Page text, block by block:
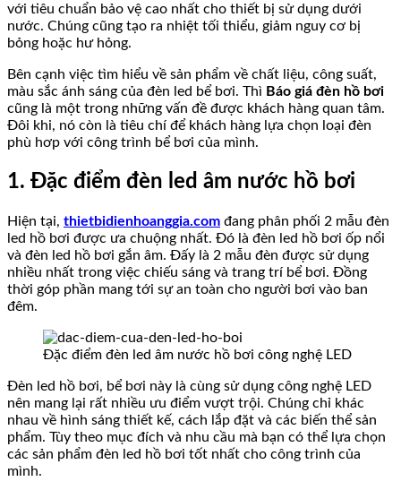
với tiêu chuẩn bảo vệ cao nhất cho thiết bị sử dụng dưới
nước. Chúng cũng tạo ra nhiệt tối thiểu, giảm nguy cơ bị
bỏng hoặc hư hỏng.
Bên cạnh việc tìm hiểu về sản phẩm về chất liệu, công suất,
màu sắc ánh sáng của đèn led bể bơi. Thì Báo giá đèn hồ bơi
cũng là một trong những vấn đề được khách hàng quan tâm.
Đôi khi, nó còn là tiêu chí để khách hàng lựa chọn loại đèn
phù hơp với công trình bể bơi của mình.
1. Đặc điểm đèn led âm nước hồ bơi
Hiện tại, thietbidienhoanggia.com đang phân phối 2 mẫu đèn
led hồ bơi được ưa chuộng nhất. Đó là đèn led hồ bơi ốp nổi
và đèn led hồ bơi gắn âm. Đấy là 2 mẫu đèn được sử dụng
nhiều nhất trong việc chiếu sáng và trang trí bể bơi. Đồng
thời góp phần mang tới sự an toàn cho người bơi vào ban
đêm.
Đặc điểm đèn led âm nước hồ bơi công nghệ LED
Đèn led hồ bơi, bể bơi này là cùng sử dụng công nghệ LED
nên mang lại rất nhiều ưu điểm vượt trội. Chúng chỉ khác
nhau về hình sáng thiết kế, cách lắp đặt và các biến thể sản
phẩm. Tùy theo mục đích và nhu cầu mà bạn có thể lựa chọn
các sản phẩm đèn led hồ bơi tốt nhất cho công trình của
mình.